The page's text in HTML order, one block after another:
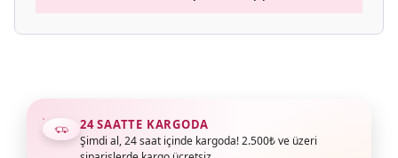
24 SAATTE KARGODA
Şimdi al, 24 saat içinde kargoda! 2.500₺ ve üzeri